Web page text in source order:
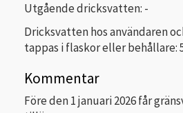
Utgående dricksvatten: -
Dricksvatten hos användaren
tappas i flaskor eller behållare:
Kommentar
Före den 1 januari 2026 får